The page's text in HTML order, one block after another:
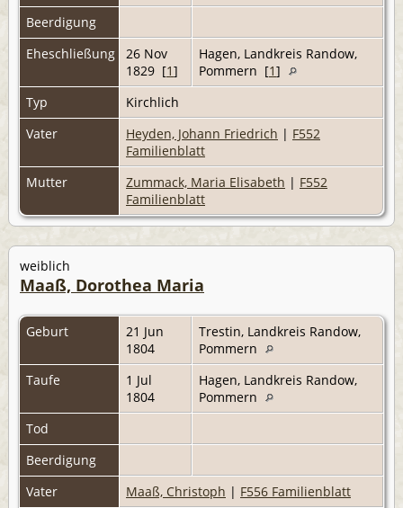
Beerdigung
Eheschließung
26 Nov
1829 [1]
Hagen, Landkreis Randow,
Pommern [1]
Typ
Kirchlich
Vater
Heyden, Johann Friedrich | F552
Familienblatt
Mutter
Zummack, Maria Elisabeth | F552
Familienblatt
weiblich
Maaß, Dorothea Maria
Geburt
21 Jun
1804
Trestin, Landkreis Randow,
Pommern
Taufe
1 Jul
1804
Hagen, Landkreis Randow,
Pommern
Tod
Beerdigung
Vater
Maaß, Christoph | F556 Familienblatt